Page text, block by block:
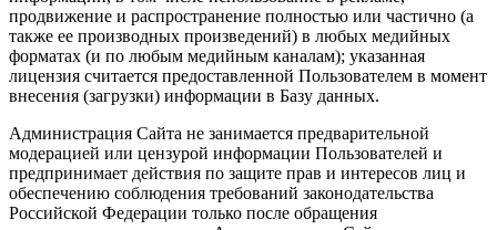
продвижение и распространение полностью или частично (а
также ее производных произведений) в любых медийных
форматах (и по любым медийным каналам); указанная
лицензия считается предоставленной Пользователем в момент
внесения (загрузки) информации в Базу данных.
Администрация Сайта не занимается предварительной
модерацией или цензурой информации Пользователей и
предпринимает действия по защите прав и интересов лиц и
обеспечению соблюдения требований законодательства
Российской Федерации только после обращения